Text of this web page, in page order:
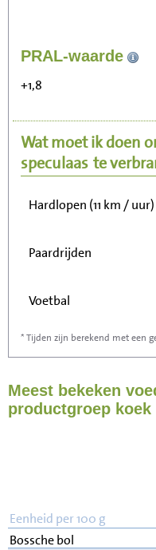
PRAL-waarde
+1,8
Wat moet ik doen
speculaas te
Zitten, tv kijken
Wandelen (5 km/uur)
Hardlopen (11 km / uur)
Paardrijden
Voetbal
Stofzuigen
Strijken
* Tijden zijn berekend met een
Meest bekeken
productgroep koek
Eenheid per 100 g
Bossche bol